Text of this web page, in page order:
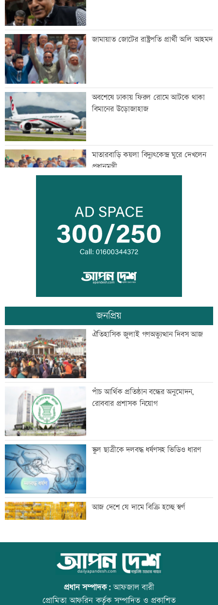
জামায়াত জোটের রাষ্ট্রপতি প্রার্থী অলি আহমদ
অবশেষে ঢাকায় ফিরল রোমে আটকে থাকা
বিমানের উড়োজাহাজ
মাতারবাড়ি কয়লা বিদ্যুৎকেন্দ্র ঘুরে দেখলেন
প্রধানমন্ত্রী
সিটি ব্যাংকের কার্ড স্পর্শ করলেই টাকা দেবে
এটিএম
মহাস্থানগড়ে নির্মাণকাজে স্থিতাবস্থা, আপিলের
অনুমতি
বাংলা কিউআর নিয়ে আলেমদের সঙ্গে
ইসলামী ব্যাংকেরমতবিনিময় সভা
অস্বাভাবিক দর বৃদ্ধির কারণ জানেনা
ইউনাইটেড ইন্স্যুরেন্স
রাষ্ট্রপতি নির্বাচনে বিএনপির ২ মনোনয়নপত্র
সংগ্রহ
সূচকের পতনে চলছে লেনদেন
অভিকার পরে এবার স্বরা হাসপাতালে ভর্তি,
কী হলো এ ২ অভিনেত্রীর
জনপ্রিয়
ঐতিহাসিক জুলাই গণঅভ্যুত্থান দিবস আজ
পাঁচ আর্থিক প্রতিষ্ঠান বন্ধের অনুমোদন,
রোববার প্রশাসক নিয়োগ
স্কুল ছাত্রীকে দলবদ্ধ ধর্ষণসহ ভিডিও ধারণ
আজ দেশে যে দামে বিক্রি হচ্ছে স্বর্ণ
আজ বিশ্ব বন্ধু দিবস
প্রধান সম্পাদক:আফজাল বারী
প্রোমিতা আফরিন কর্তৃক সম্পাদিত ও প্রকাশিত